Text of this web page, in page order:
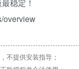
稳定！
overview
不提供安装指导；